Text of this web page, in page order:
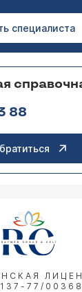
специалиста
88
77/